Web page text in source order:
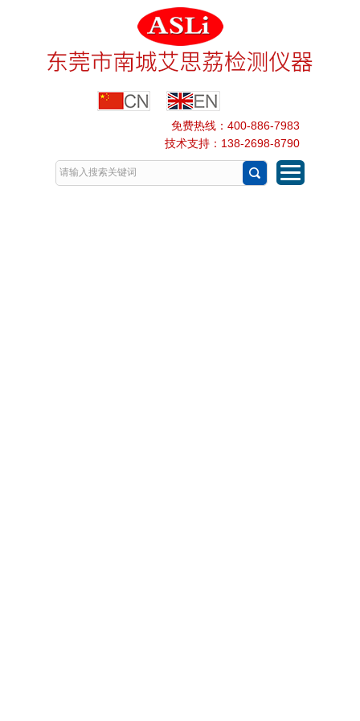
免费热线：400-886-7983
技术支持：138-2698-8790